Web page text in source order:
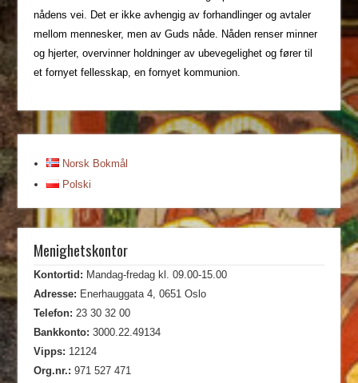
nådens vei. Det er ikke avhengig av forhandlinger og avtaler
mellom mennesker, men av Guds nåde. Nåden renser minner
og hjerter, overvinner holdninger av ubevegelighet og fører til
et fornyet fellesskap, en fornyet kommunion.
Norsk Bokmål
Polski
Menighetskontor
Kontortid: Mandag-fredag kl. 09.00-15.00
Adresse: Enerhauggata 4, 0651 Oslo
Telefon: 23 30 32 00
Bankkonto: 3000.22.49134
Vipps: 12124
Org.nr.: 971 527 471